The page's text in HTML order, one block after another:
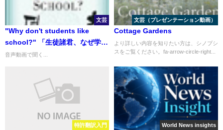
文芸
"Why don't students like
school?" 「生徒諸君、なぜ学校
を嫌うんだい？」
音声動画で聞く...
文芸（プレゼンテーション動画）
Cottage Gardens
より詳しい内容を知りたい方は、シノプシ
スをご覧ください。fa-arrow-circle-right...
特許翻訳入門 World News insights